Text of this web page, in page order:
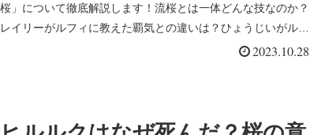
桜」について徹底解説します！流桜とは一体どんな技なのか？
レイリーがルフィに教えた覇気との違いは？ひょうじいがルフ
2023.10.28